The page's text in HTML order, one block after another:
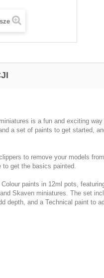
is a fun and exciting
a set of paints to get started,
to remove your models
to get the basics painted.
Colour paints in 12ml pots,
Skaven miniatures. The set
depth, and a Technical paint to